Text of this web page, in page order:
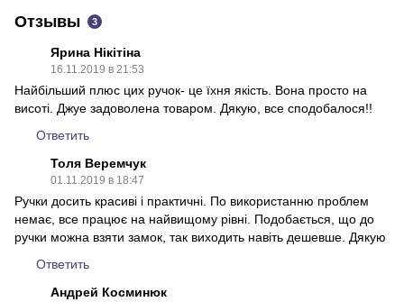
Отзывы 3
Ярина Нікітіна
16.11.2019 в 21:53
Найбільший плюс цих ручок- це їхня якість. Вона просто на
висоті. Джуе задоволена товаром. Дякую, все сподобалося!!
Ответить
Толя Веремчук
01.11.2019 в 18:47
Ручки досить красиві і практичні. По використанню проблем
немає, все працює на найвищому рівні. Подобається, що до
ручки можна взяти замок, так виходить навіть дешевше. Дякую
Ответить
Андрей Косминюк